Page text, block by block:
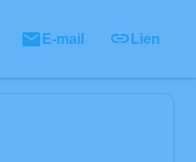
E-mail Lien